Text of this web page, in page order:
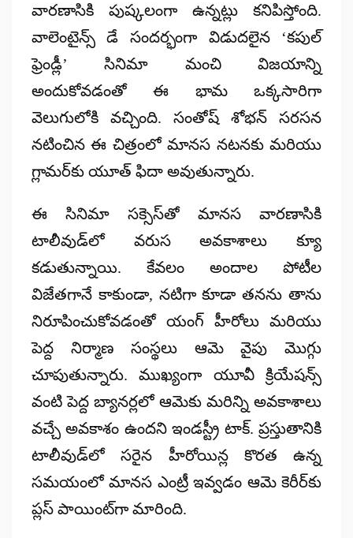
వారణాసికి పుష్కలంగా ఉన్నట్లు కనిపిస్తోంది.
వాలెంటైన్స్ డే సందర్భంగా విడుదలైన ‘కపుల్
ఫ్రెండ్లీ’ సినిమా మంచి విజయాన్ని
అందుకోవడంతో ఈ భామ ఒక్కసారిగా
వెలుగులోకి వచ్చింది. సంతోష్ శోభన్ సరసన
నటించిన ఈ చిత్రంలో మానస నటనకు మరియు
గ్లామర్‌కు యూత్ ఫిదా అవుతున్నారు.
ఈ సినిమా సక్సెస్‌తో మానస వారణాసికి
టాలీవుడ్‌లో వరుస అవకాశాలు క్యూ
కడుతున్నాయి. కేవలం అందాల పోటీల
విజేతగానే కాకుండా, నటిగా కూడా తనను తాను
నిరూపించుకోవడంతో యంగ్ హీరోలు మరియు
పెద్ద నిర్మాణ సంస్థలు ఆమె వైపు మొగ్గు
చూపుతున్నారు. ముఖ్యంగా యూవీ క్రియేషన్స్
వంటి పెద్ద బ్యానర్లలో ఆమెకు మరిన్ని అవకాశాలు
వచ్చే అవకాశం ఉందని ఇండస్ట్రీ టాక్. ప్రస్తుతానికి
టాలీవుడ్‌లో సరైన హీరోయిన్ల కొరత ఉన్న
సమయంలో మానస ఎంట్రీ ఇవ్వడం ఆమె కెరీర్‌కు
ప్లస్ పాయింట్‌గా మారింది.